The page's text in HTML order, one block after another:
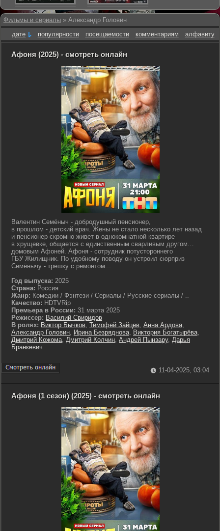
Фильмы и сериалы » Александр Головин
дате
популярности посещаемости комментариям алфавиту
Афоня (2025) - смотреть онлайн
Валентин Семёныч - добродушный пенсионер,
в прошлом - детский врач. Жены не стало несколько лет назад
и пенсионер скромно живет в однокомнатной квартире
в хрущевке, общается с единственным сварливым другом…
домовым Афоней. Афоня - сотрудник потустороннего
ГБУ Жилищник. По удобному поводу он устроил сюрприз
Семёнычу - трешку с ремонтом...
Год выпуска: 2025
Страна: Россия
Жанр: Комедии / Фэнтези / Сериалы / Русские сериалы / ..
Качество: HDTVRip
Премьера в России: 31 марта 2025
Режиссер: Василий Свиридов
В ролях: Виктор Бычков, Тимофей Зайцев, Анна Ардова,
Александр Головин, Ирина Безряднова, Виктория Богатырёва,
Дмитрий Кожома, Дмитрий Колчин, Андрей Пынзару, Дарья
Бранкевич
11-04-2025, 03:04
Афоня (1 сезон) (2025) - смотреть онлайн